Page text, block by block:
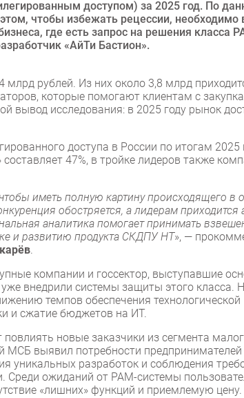
доступом) за 2025 год. По
чтобы избежать рецессии, необходимо
где есть запрос на решения класса
«АйТи Бастион».
рублей. Из них около 3,8 млрд
которые помогают клиентам с
вывод исследования: в 2025 году рынок
доступа в России по итогам 2025
47%, в тройке лидеров также
иметь полную картину происходящего в
обостряется, а лидерам приходится
аналитика помогает принимать
и развитию продукта СКДПУ НТ», —
.
компании и госсектор, выступавшие
внедрили системы защиты этого класса.
темпов обеспечения технологической
и сжатие бюджетов на ИТ.
новые заказчики из сегмента
МСБ выявил потребности
уникальных разработок и соблюдения
ожиданий от PAM-системы
«лишних» функций и приемлемую цену.